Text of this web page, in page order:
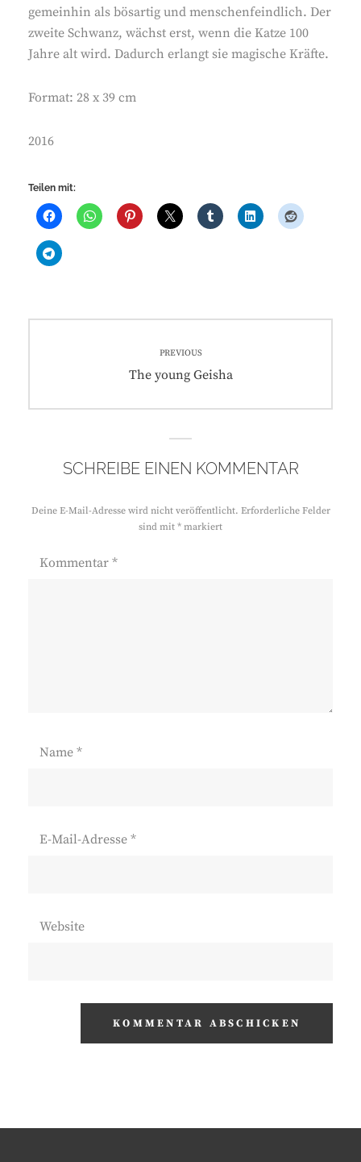
gemeinhin als bösartig und menschenfeindlich. Der
zweite Schwanz, wächst erst, wenn die Katze 100
Jahre alt wird. Dadurch erlangt sie magische Kräfte.
Format: 28 x 39 cm
2016
Teilen mit:
PREVIOUS
Previous
The young Geisha
SCHREIBE EINEN KOMMENTAR
Deine E-Mail-Adresse wird nicht veröffentlicht. Erforderliche Felder
sind mit * markiert
Kommentar *
Name *
E-Mail-Adresse *
Website